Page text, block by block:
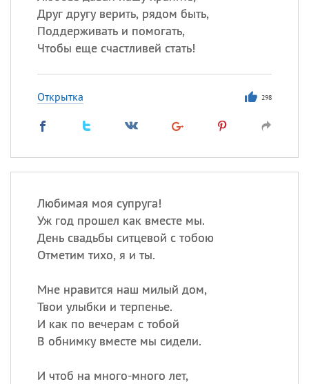
Друг другу верить, рядом быть,
Поддерживать и помогать,
Чтобы еще счастливей стать!
Открытка 298
Любимая моя супруга!
Уж год прошел как вместе мы.
День свадьбы ситцевой с тобою
Отметим тихо, я и ты.
Мне нравится наш милый дом,
Твои улыбки и терпенье.
И как по вечерам с тобой
В обнимку вместе мы сидели.
И чтоб на много-много лет,